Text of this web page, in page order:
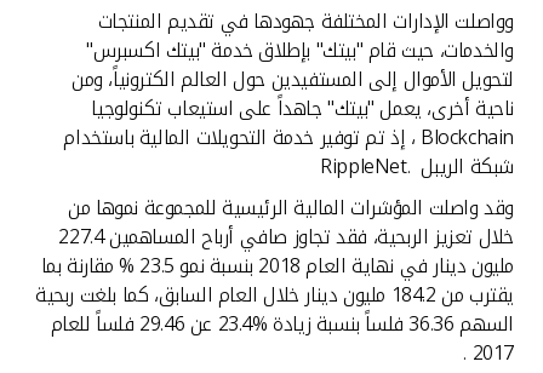
وواصلت الإدارات المختلفة جهودها في تقديم المنتجات
والخدمات، حيث قام "بيتك" بإطلاق خدمة "بيتك اكسبرس"
لتحويل الأموال إلى المستفيدين حول العالم الكترونياً، ومن
ناحية أخرى، يعمل "بيتك" جاهداً على استيعاب تكنولوجيا
Blockchain ، إذ تم توفير خدمة التحويلات المالية باستخدام
شبكة الريبل .RippleNet
وقد واصلت المؤشرات المالية الرئيسية للمجموعة نموها من
خلال تعزيز الربحية، فقد تجاوز صافي أرباح المساهمين 227.4
مليون دينار في نهاية العام 2018 بنسبة نمو 23.5 % مقارنة بما
يقترب من 184.2 مليون دينار خلال العام السابق، كما بلغت ربحية
السهم 36.36 فلساً بنسبة زيادة %23.4 عن 29.46 فلساً للعام
2017 .